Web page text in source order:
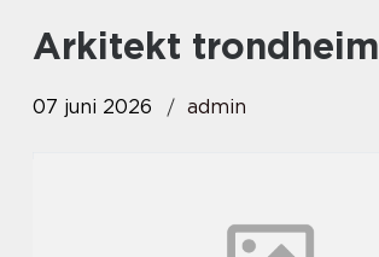
arkitekt trondheim
07 juni 2026 admin